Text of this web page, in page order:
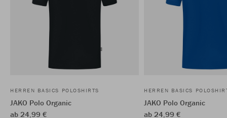
HERREN BASICS POLOSHIRTS
JAKO Polo Organic
ab 24,99 €
HERREN BASICS
JAKO Polo Organic
ab 24,99 €